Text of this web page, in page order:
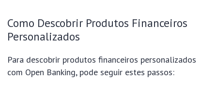
Como Descobrir Produtos Financeiros
Personalizados
Para descobrir produtos financeiros personalizados
com Open Banking, pode seguir estes passos: